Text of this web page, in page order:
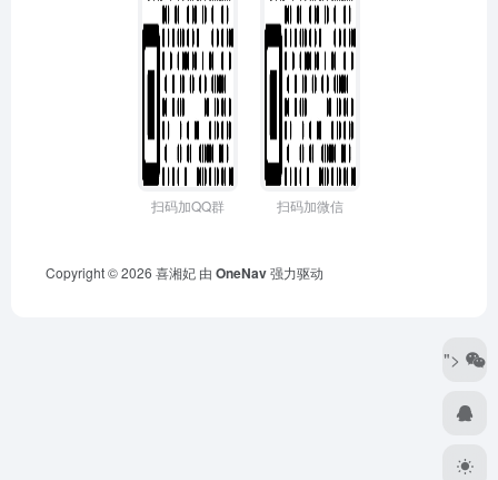
扫码加QQ群 扫码加微信
Copyright © 2026 喜湘妃 由 OneNav强力驱动
">